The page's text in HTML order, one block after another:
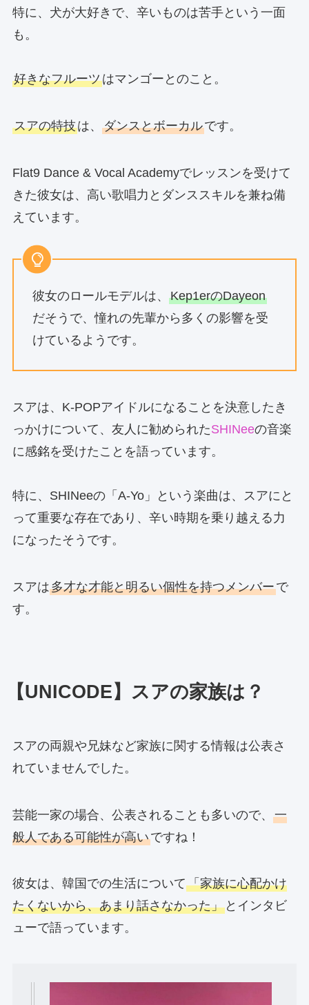
特に、犬が大好きで、辛いものは苦手という一面
も。
好きなフルーツはマンゴーとのこと。
スアの特技は、 ダンスとボーカルです。
Flat9 Dance & Vocal Academyでレッスンを受けて
きた彼女は、高い歌唱力とダンススキルを兼ね備
えています。
彼女のロールモデルは、 Kep1erのDayeon
だそうで、憧れの先輩から多くの影響を受
けているようです。
スアは、K-POPアイドルになることを決意したき
っかけについて、友人に勧められたSHINeeの音楽
に感銘を受けたことを語っています。
特に、SHINeeの「A-Yo」という楽曲は、スアにと
って重要な存在であり、辛い時期を乗り越える力
になったそうです。
スアは多才な才能と明るい個性を持つメンバーで
す。
【UNICODE】スアの家族は？
スアの両親や兄妹など家族に関する情報は公表さ
れていませんでした。
芸能一家の場合、公表されることも多いので、 一
般人である可能性が高いですね！
彼女は、韓国での生活について「家族に心配かけ
たくないから、あまり話さなかった」とインタビ
ューで語っています。